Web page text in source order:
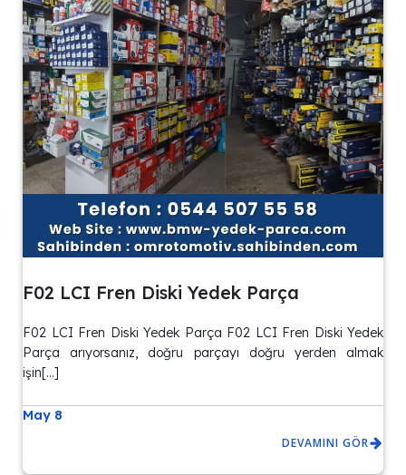
F02 LCI Fren Diski Yedek Parça
F02 LCI Fren Diski Yedek Parça F02 LCI Fren Diski Yedek
Parça arıyorsanız, doğru parçayı doğru yerden almak
işin[…]
May 8
DEVAMINI GÖR